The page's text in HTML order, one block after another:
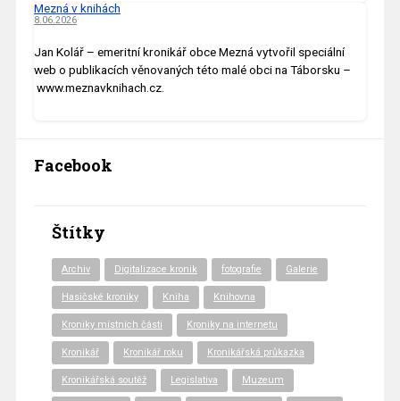
Mezná v knihách
8.06.2026
Jan Kolář – emeritní kronikář obce Mezná vytvořil speciální
web o publikacích věnovaných této malé obci na Táborsku –
www.meznavknihach.cz.
Facebook
Štítky
Archiv Digitalizace kronik fotografie Galerie
Hasičské kroniky Kniha Knihovna
Kroniky místních části Kroniky na internetu
Kronikář Kronikář roku Kronikářská průkazka
Kronikářská soutěž Legislativa Muzeum